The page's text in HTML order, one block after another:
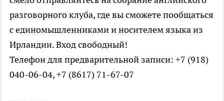
разговорного клуба, где вы сможете пообщаться
с единомышленниками и носителем языка из
Ирландии. Вход свободный!
Телефон для предварительной записи: +7 (918)
040-06-04, +7 (8617) 71-67-07